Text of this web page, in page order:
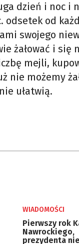
dzień i noc i
odsetek od
swojego
żałować i
mejli,
możemy
ułatwią.
WIADOMOŚCI
Pierwszy rok
Nawrockiego,
prezydenta